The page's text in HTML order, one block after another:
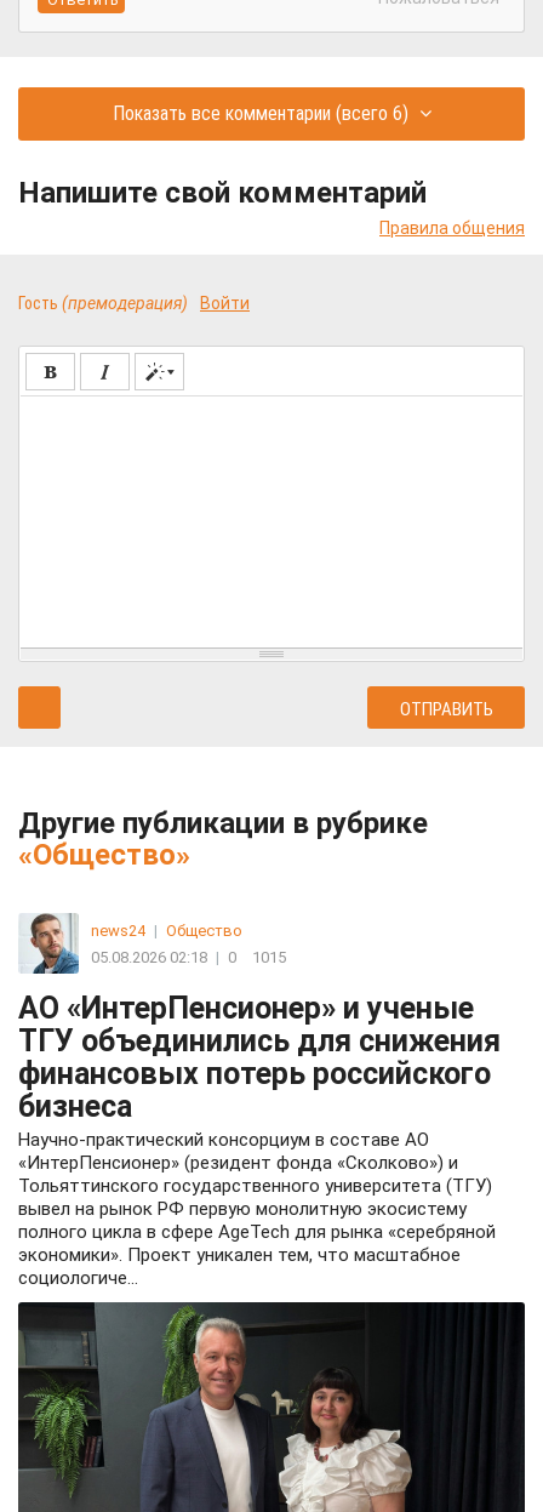
Показать все комментарии(всего 6)
Напишите свой комментарий
Правила общения
Гость (премодерация) Войти
Другие публикации в рубрике
«Общество»
news24 | Общество
05.08.2026 02:18 | 0 1015
АО «ИнтерПенсионер» и ученые
ТГУ объединились для снижения
финансовых потерь российского
бизнеса
Научно-практический консорциум в составе АО
«ИнтерПенсионер» (резидент фонда «Сколково») и
Тольяттинского государственного университета (ТГУ)
вывел на рынок РФ первую монолитную экосистему
полного цикла в сфере AgeTech для рынка «серебряной
экономики». Проект уникален тем, что масштабное
социологиче...